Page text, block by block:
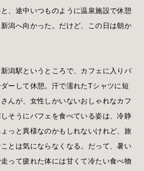
、途中いつものように温泉施設で休憩
潟へ向かった。だけど、この日は朝か
潟駅というところで、カフェに入りパ
ーして休憩。汗で濡れたTシャツに短
んが、女性しかいないおしゃれなカフ
そうにパフェを食べている姿は、冷静
っと異様なのかもしれないけれど、旅
とは気にならなくなる。だって、暑い
って疲れた体には甘くて冷たい食べ物